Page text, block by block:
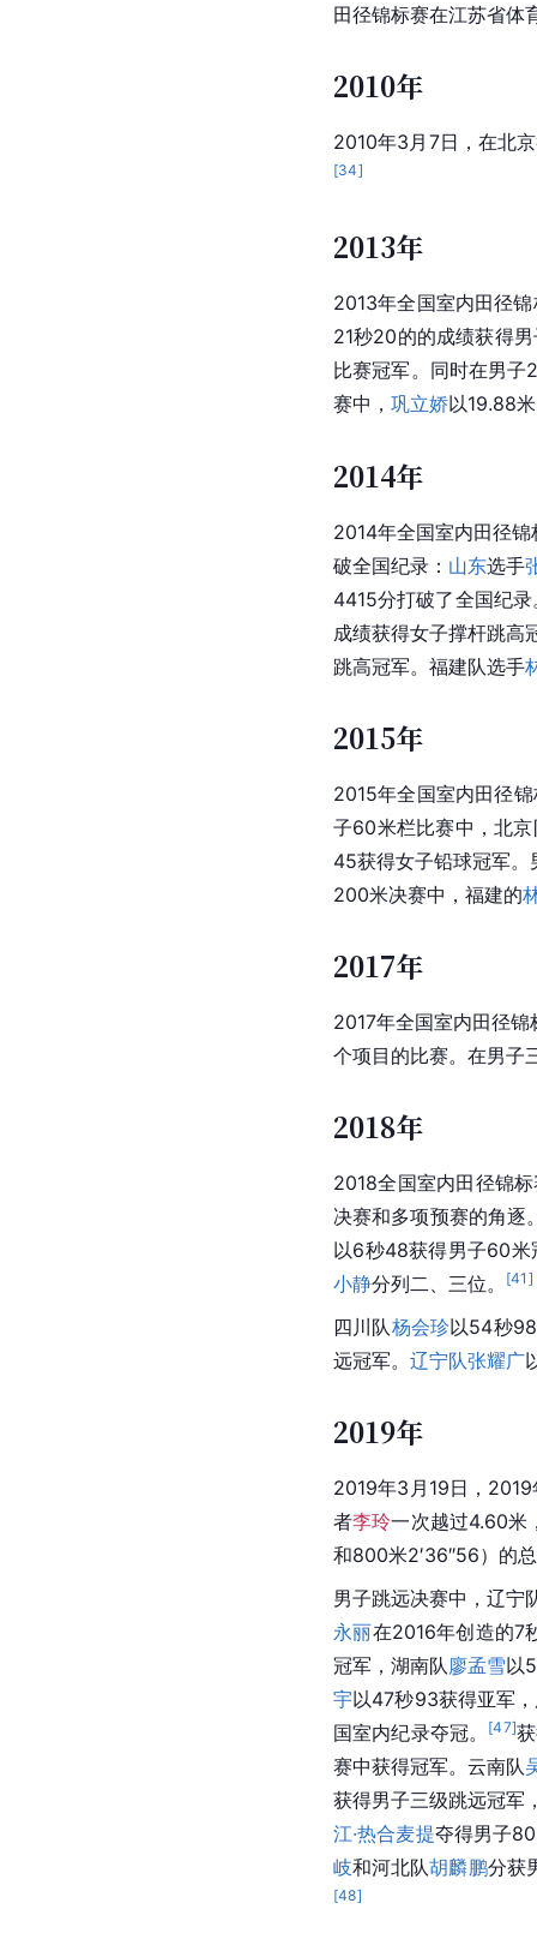
田径锦标赛在江苏省体
2010年
2010年3月7日，在北
[34]
2013年
2013年全国室内田径
21秒20的的成绩获得
比赛冠军。同时在男
赛中， 巩立娇以19.88
2014年
2014年全国室内田径
破全国纪录： 山东选手
4415分打破了全国纪
成绩获得女子撑杆跳高
跳高冠军。福建队选手
2015年
2015年全国室内田径
子60米栏比赛中，北
45获得女子铅球冠军
200米决赛中，福建的
2017年
2017年全国室内田径
个项目的比赛。在男子
2018年
2018全国室内田径锦
决赛和多项预赛的角逐
以6秒48获得男子60米
小静分列二、三位。 [41 ]
四川队杨会珍以54秒
远冠军。 辽宁队张耀广
2019年
2019年3月19日，
者李玲一次越过4.60米
和800米2′36″56）的
男子跳远决赛中，辽宁
永丽在2016年创造的7
冠军，湖南队廖孟雪以
宇以47秒93获得亚军
国室内纪录夺冠。
[47]
赛中获得冠军。云南队
获得男子三级跳远冠军
江·热合麦提夺得男子
岐和河北队胡麟鹏分获
[48]